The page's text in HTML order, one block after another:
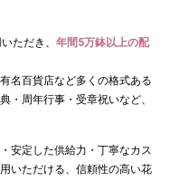
ただき、 年間5万鉢以上の配
名百貨店など多くの格式ある
・周年行事・受章祝いなど、
安定した供給力・丁寧なカス
いただける、信頼性の高い花